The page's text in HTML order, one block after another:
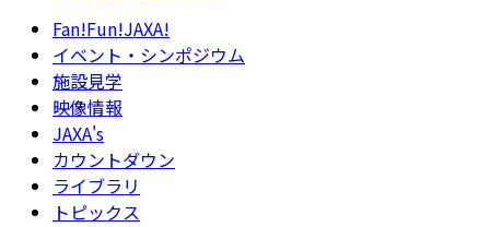
Fan!Fun!JAXA!
イベント・シンポジウム
施設見学
映像情報
JAXA's
カウントダウン
ライブラリ
トピックス